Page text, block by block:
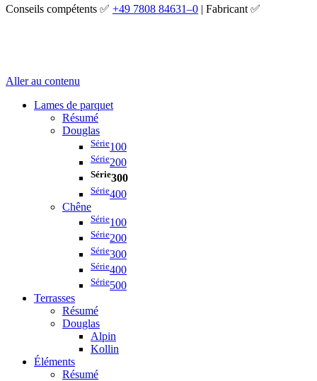
Conseils compétents ✅ +49 7808 84631–0 | Fabricant ✅
Aller au contenu
Lames de parquet
Résumé
Douglas
Série100
Série200
Série300
Série400
Chêne
Série100
Série200
Série300
Série400
Série500
Terrasses
Résumé
Douglas
Alpin
Kollin
Éléments
Résumé